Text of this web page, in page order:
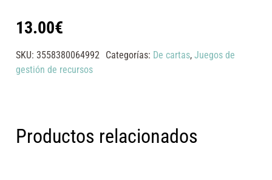
13.00€
SKU:3558380064992 Categorías: De cartas, Juegos de
gestión de recursos
Productos relacionados